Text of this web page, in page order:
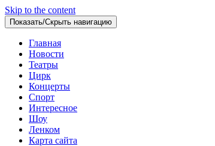
Skip to the content
Показать/Скрыть навигацию
Главная
Новости
Театры
Цирк
Концерты
Спорт
Интересное
Шоу
Ленком
Карта сайта